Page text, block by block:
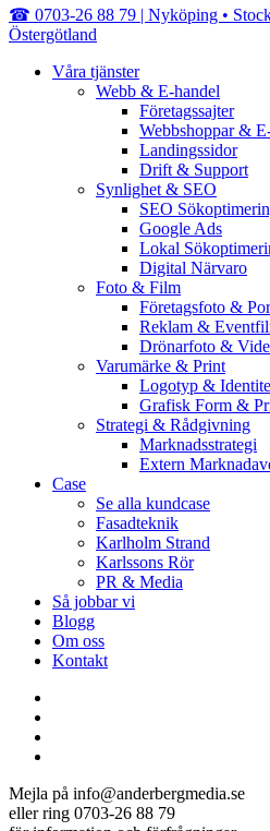
Close
Menu
☎︎ 0703-26 88 79 | Nyköping •
Östergötland
Våra tjänster
Webb & E-handel
Företagssajter
Webbshoppar &
Landingssidor
Drift & Support
Synlighet & SEO
SEO
Google Ads
Lokal
Digital Närvaro
Foto & Film
Företagsfoto &
Reklam &
Drönarfoto &
Varumärke & Print
Logotyp &
Grafisk Form &
Strategi & Rådgivning
Marknadsstrategi
Extern
Case
Se alla kundcase
Fasadteknik
Karlholm Strand
Karlssons Rör
PR & Media
Så jobbar vi
Blogg
Om oss
Kontakt
Mejla på info@anderbergmedia.se
eller ring 0703-26 88 79